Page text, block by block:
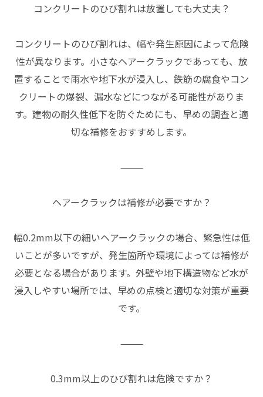
コンクリートのひび割れは放置しても大丈夫？
コンクリートのひび割れは、幅や発生原因によって危険
性が異なります。小さなヘアークラックであっても、放
置することで雨水や地下水が浸入し、鉄筋の腐食やコン
クリートの爆裂、漏水などにつながる可能性がありま
す。建物の耐久性低下を防ぐためにも、早めの調査と適
切な補修をおすすめします。
⸻
ヘアークラックは補修が必要ですか？
幅0.2mm以下の細いヘアークラックの場合、緊急性は低
いことが多いですが、発生箇所や環境によっては補修が
必要となる場合があります。外壁や地下構造物など水が
浸入しやすい場所では、早めの点検と適切な対策が重要
です。
⸻
0.3mm以上のひび割れは危険ですか？